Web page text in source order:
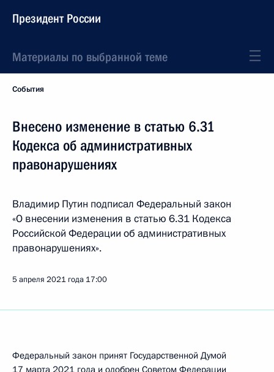
Президент России
Материалы по выбранной теме
События
Внесено изменение в статью 6.31
Кодекса об административных
правонарушениях
Владимир Путин подписал Федеральный закон
«О внесении изменения в статью 6.31 Кодекса
Российской Федерации об административных
правонарушениях».
5 апреля 2021 года 17:00
Федеральный закон принят Государственной Думой
17 марта 2021 года и одобрен Советом Федерации